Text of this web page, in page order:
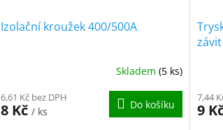
Izolační kroužek 400/500A
Skladem (5 ks)
6,61 Kč bez DPH
8 Kč / ks
Do košíku
závit
7,44
9